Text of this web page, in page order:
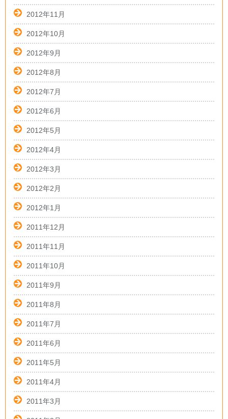
2012年11月
2012年10月
2012年9月
2012年8月
2012年7月
2012年6月
2012年5月
2012年4月
2012年3月
2012年2月
2012年1月
2011年12月
2011年11月
2011年10月
2011年9月
2011年8月
2011年7月
2011年6月
2011年5月
2011年4月
2011年3月